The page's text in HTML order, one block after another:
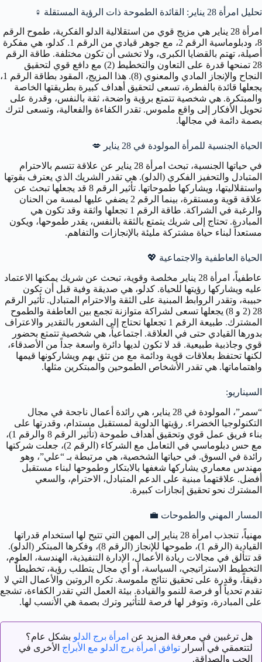
تحليل امرأة 28 يناير: القائدة الطموحة ذات الرؤية المستقلة
♀️
امرأة 28 يناير هي مزيج قوي من استقلالية الدلو الفكرية، طموح الرقم
8، ودبلوماسية الرقم 2، مع جوهر قيادي من الرقم 1. كدلو، هي مفكرة
أصيلة، تهتم بالقضايا الكبرى، ولا تخشى أن تكون مختلفة. طاقة الرقم
28 تمنحها قدرة على التعاون والتخطيط (2) مع دافع قوي لتحقيق
النجاح والإنجاز المادي والمعنوي (8). هذا المزيج، المقود بطاقة الرقم 1،
يجعلها قائدة بالفطرة، تسعى لتحقيق أهداف كبيرة بطريقتها الخاصة
والمبتكرة. هي شخصية تتمتع برؤية واضحة، ثقة بالنفس، وقدرة على
تحويل الأفكار إلى واقع ملموس. تقدر الكفاءة والفعالية، وتسعى لترك
بصمة دائمة في مجالها.
الحياة الجنسية للمرأة المولودة في 28 يناير
💋
في حياتها الجنسية، تبحث امرأة 28 يناير عن علاقة تتسم بالاحترام
المتبادل والتحفيز الفكري (الدلو). هي تقدر الشريك الذي يعترف بقوتها
واستقلاليتها، ويشاركها طموحاتها. تأثير الرقم 8 قد يجعلها تبحث عن
علاقة قوية ومستقرة، بينما الرقم 2 يضفي عليها لمسة من الحنان
والرغبة في الشراكة. طاقة الرقم 1 تجعلها واثقة وقد تكون هي
المبادرة. تحتاج إلى شريك يتمتع بالثقة بالنفس، يقدر طموحها، ويكون
مستعداً لبناء حياة مشتركة مليئة بالإنجازات والتفاهم.
الحياة العاطفية والاجتماعية 💖
عاطفياً، امرأة 28 يناير مخلصة وقوية، تبحث عن شريك يمكنها الاعتماد
عليه ويشاركها رؤيتها للحياة. كدلو، هي صديقة وفية قبل أن تكون
حبيبة، وتقدر الروابط المبنية على الثقة والاحترام المتبادل. تأثير الرقم
28 (2 و 8) يجعلها تسعى لشراكة متوازنة تجمع بين العاطفة والطموح
المشترك. طبيعة الرقم 1 تجعلها تحتاج إلى الشعور بالتقدير والاعتراف
بدورها القيادي حتى في العلاقة. اجتماعياً، هي شخصية تتمتع بحضور
قوي وجاذبية طبيعية. قد لا تكون لديها دائرة واسعة جداً من الأصدقاء،
لكنها تحتفظ بعلاقات قوية ودائمة مع من تثق بهم ويشاركونها قيمها
واهتماماتها. هي تقدر الأشخاص الطموحين والمبتكرين مثلها.
السيناريو:
“سمر”، المولودة في 28 يناير، هي رائدة أعمال ناجحة في مجال
التكنولوجيا الخضراء. رؤيتها الدلوية لمستقبل مستدام، وقدرتها على
بناء فريق عمل قوي وتحقيق أهداف طموحة (تأثير الرقم 8 والرقم 1)،
مع حس دبلوماسي في التعامل مع الشركاء (الرقم 2)، جعلت شركتها
رائدة في السوق. في حياتها الشخصية، هي مرتبطة بـ “علي”، وهو
مهندس معماري يشاركها شغفها بالابتكار وطموحها لبناء مستقبل
أفضل. علاقتهما مبنية على الدعم المتبادل، الاحترام، والسعي
المشترك نحو تحقيق إنجازات كبيرة.
المسار المهني والطموحات 💼
مهنياً، تنجذب امرأة 28 يناير إلى المهن التي تتيح لها استخدام قدراتها
القيادية (الرقم 1)، طموحها للإنجاز (الرقم 8)، وفكرها المبتكر (الدلو).
قد تتألق في مجالات ريادة الأعمال، الإدارة التنفيذية، الهندسة، العلوم،
التخطيط الاستراتيجي، السياسة، أو أي مجال يتطلب رؤية، تخطيطاً
دقيقاً، وقدرة على تحقيق نتائج ملموسة. تكره الروتين والأعمال التي لا
تقدم تحدياً أو فرصة للنمو والقيادة. بيئة العمل التي تقدر الكفاءة، تشجع
على المبادرة، وتوفر لها فرصة للتأثير وترك بصمة هي الأنسب لها.
هل ترغبين في معرفة المزيد عن امرأة برج الدلو بشكل عام؟
لتتعمقي في أسرار توافق امرأة برج الدلو مع الأبراج الأخرى في
الحب والصداقة.